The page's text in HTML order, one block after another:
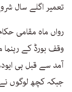
تعمیر اگلے سال
رواں ماہ مقامی
وقف بورڈ کے
آمد سے قبل ہی
جبکہ کچھ لوگوں